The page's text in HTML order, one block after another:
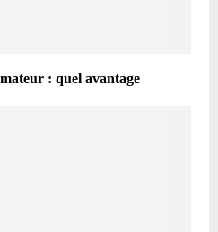
: quel avantage